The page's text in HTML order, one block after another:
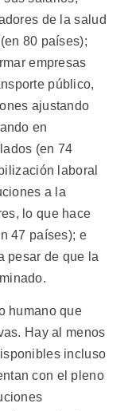
de la salud
80 países);
empresas
público,
ajustando
en
(en 74
laboral
a la
lo que hace
47 países); e
pesar de que la
humano que
Hay al menos
incluso
con el pleno